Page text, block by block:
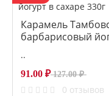
Карамель
барбарисовый
..
127.00 ₽
91.00 ₽
0 отзывов